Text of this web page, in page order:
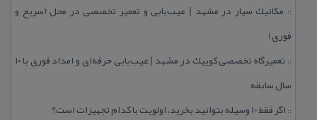
:: مكانیك سیار در مشهد | عیب‌یابی و تعمیر تخصصی در محل (سریع و
فوری)
::
تعمیرگاه تخصصی كوییك در مشهد | عیب‌یابی حرفه‌ای و امداد فوری با ۱۰
سال سابقه
:: اگر فقط 10 وسیله بتوانید بخرید، اولویت با كدام تجهیزات است؟